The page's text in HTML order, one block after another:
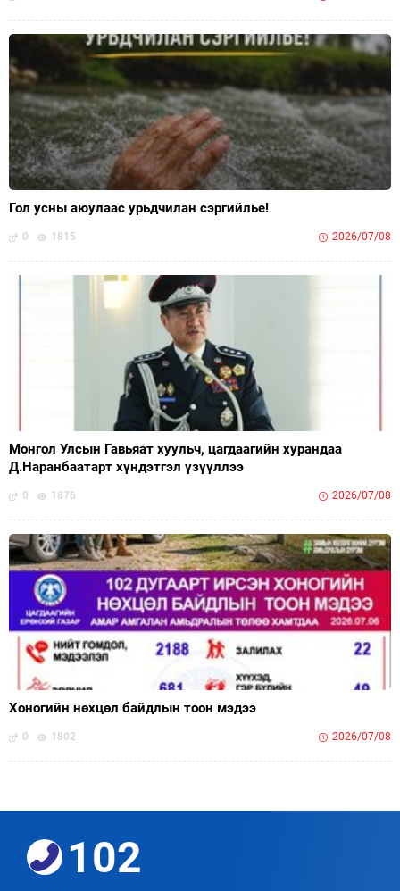
Гол усны аюулаас урьдчилан сэргийлье!
0 1815 2026/07/08
Монгол Улсын Гавьяат хуульч, цагдаагийн хурандаа
Д.Наранбаатарт хүндэтгэл үзүүллээ
0 1876 2026/07/08
Хоногийн нөхцөл байдлын тоон мэдээ
0 1802 2026/07/08
102